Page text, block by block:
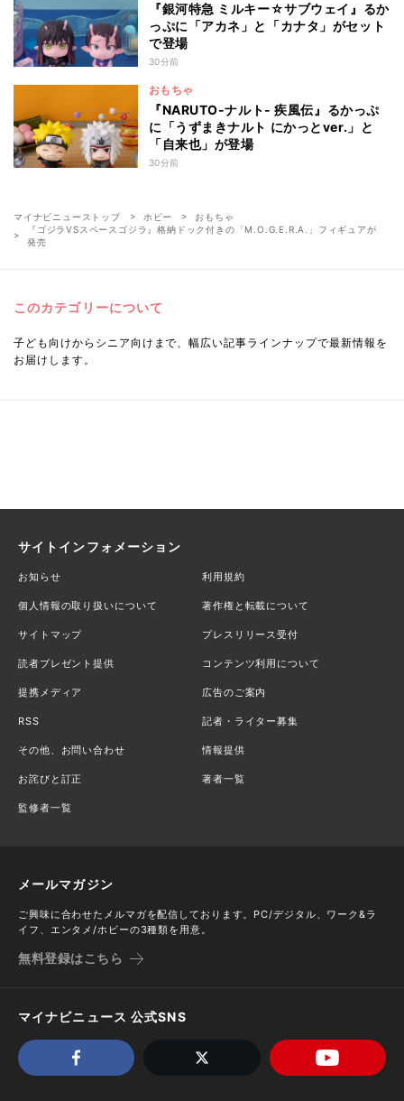
『銀河特急 ミルキー☆サブウェイ』るか
っぷに「アカネ」と「カナタ」がセット
で登場
30分前
おもちゃ
『NARUTO-ナルト- 疾風伝』るかっぷ
に「うずまきナルト にかっとver.」と
「自来也」が登場
30分前
マイナビニューストップ ホビー
おもちゃ
『ゴジラVSスペースゴジラ』格納ドック付きの「M.O.G.E.R.A.」フィギュアが
発売
このカテゴリーについて
子ども向けからシニア向けまで、幅広い記事ラインナップで最新情報を
お届けします。
サイトインフォメーション
お知らせ 利用規約
個人情報の取り扱いについて 著作権と転載について
サイトマップ プレスリリース受付
読者プレゼント提供 コンテンツ利用について
提携メディア 広告のご案内
RSS 記者・ライター募集
その他、お問い合わせ 情報提供
お詫びと訂正 著者一覧
監修者一覧
メールマガジン
ご興味に合わせたメルマガを配信しております。PC/デジタル、ワーク&ラ
イフ、エンタメ/ホビーの3種類を用意。
無料登録はこちら
マイナビニュース 公式SNS